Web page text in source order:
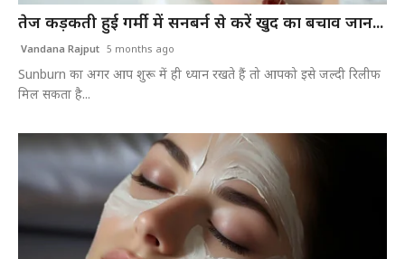
तेज कड़कती हुई गर्मी में सनबर्न से करें खुद का बचाव जान...
Vandana Rajput 5 months ago
Sunburn का अगर आप शुरू में ही ध्यान रखते हैं तो आपको इसे जल्दी रिलीफ
मिल सकता है...